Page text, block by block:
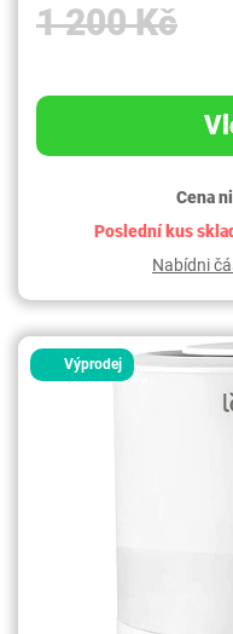
1 200 Kč
Cena
Poslední kus
Nabídni
Výprodej